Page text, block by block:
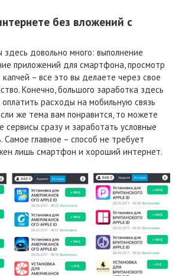
без вложений с
довольно много: выполнение
приложений для смартфона, просмотр
– все это вы делаете через свое
Конечно, большого заработка здесь
расходы на мобильную связь
же тема вам понравится, то можете
сервисы сразу и заработать условные
Самое главное – способ не требует
лишь смартфон и хороший интернет.